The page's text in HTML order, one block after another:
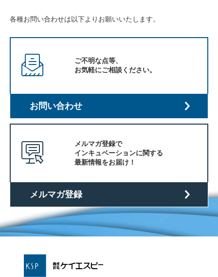
各種お問い合わせは以下よりお願いいたします。
ご不明な点等、
お気軽にご相談ください。
お問い合わせ
メルマガ登録で
インキュベーションに関する
最新情報をお届け！
メルマガ登録